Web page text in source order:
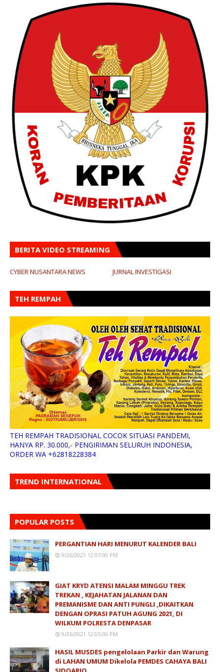
BERITA VIDEO STREAMING
CYBER NUSANTARA NEWS JURNAL INVESTIGASI
TEH REMPAH
TEH REMPAH TRADISIONAL COCOK SITUASI PANDEMI,
HANYA RP. 30.000,- PENGIRIMAN SELURUH INDONESIA,
ORDER WA +62818228384
TREND INTERNATIONAL
POPULAR POSTS
PERGANTIAN HARI MENURUT KALENDER BALI
9/26/2021 12:07:00 PM
GIAT KRYD ATENSI MALAM MINGGU TREK
TREKAN , KEJAHATAN JALANAN DAN
PREMANISME DAN ANTI PUNGLI ,DIKAITKAN
DENGAN OPRASI PATUH AGUNG 2021, DI
WILKUM POLRESTA DENPASAR
9/26/2021 12:05:00 PM
HASIL MUSDES pengelolaan Parkir dan Warung
di LAHAN UMUM Dikelola PEMDES CAHAYA BALI